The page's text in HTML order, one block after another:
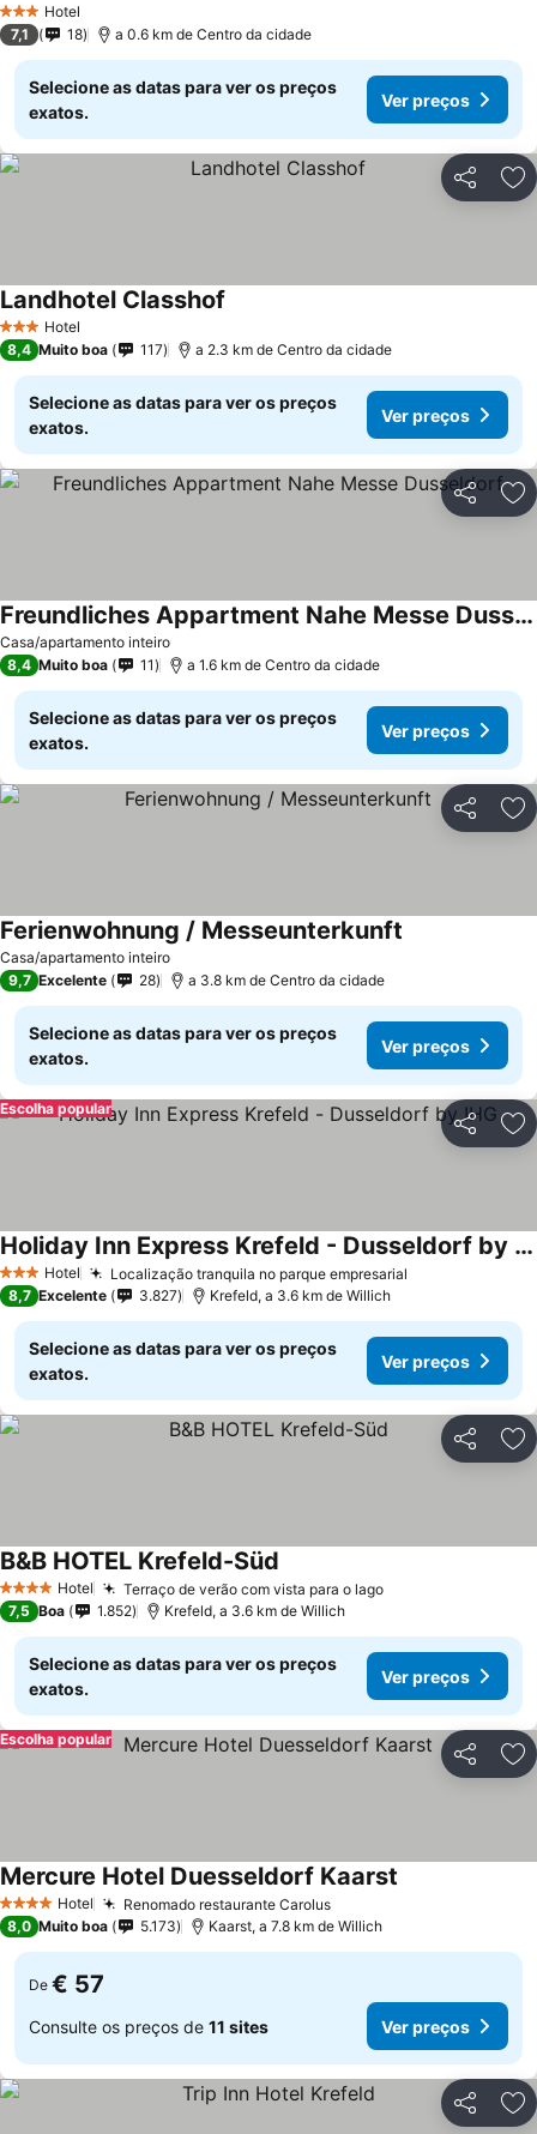
3 EstrelasHotel
7,1 18 a 0.6 km de Centro da cidade
Selecione as datas para ver os preços
exatos.
Ver preços
Partilhar
3 EstrelasHotel
Landhotel Classhof
8,4 Muito boa 117 a 2.3 km de Centro da cidade
Selecione as datas para ver os preços
exatos.
Ver preços
Partilhar
Casa/apartamento inteiro
Freundliches Appartment Nahe Messe Dusseldorf
8,4 Muito boa 11 a 1.6 km de Centro da cidade
Selecione as datas para ver os preços
exatos.
Ver preços
Partilhar
Casa/apartamento inteiro
Ferienwohnung / Messeunterkunft
9,7 Excelente 28 a 3.8 km de Centro da cidade
Selecione as datas para ver os preços
exatos.
Ver preços
Partilhar
Escolha popular
3 EstrelasHotel Localização tranquila no parque empresarial
Holiday Inn Express Krefeld - Dusseldorf by IHG
8,7 Excelente 3.827 Krefeld, a 3.6 km de Willich
Selecione as datas para ver os preços
exatos.
Ver preços
Partilhar
4 EstrelasHotel Terraço de verão com vista para o lago
B&B HOTEL Krefeld-Süd
7,5 Boa 1.852 Krefeld, a 3.6 km de Willich
Selecione as datas para ver os preços
exatos.
Ver preços
Partilhar
Escolha popular
4 EstrelasHotel Renomado restaurante Carolus
Mercure Hotel Duesseldorf Kaarst
8,0 Muito boa 5.173 Kaarst, a 7.8 km de Willich
De € 57
Consulte os preços de 11 sites Ver preços
Partilhar